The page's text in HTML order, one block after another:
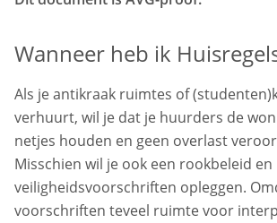
Wanneer heb ik
Als je antikraak ruimtes of
verhuurt, wil je dat je huurders de
netjes houden en geen overlast
Misschien wil je ook een rookbeleid en
veiligheidsvoorschriften opleggen.
voorschriften teveel ruimte voor